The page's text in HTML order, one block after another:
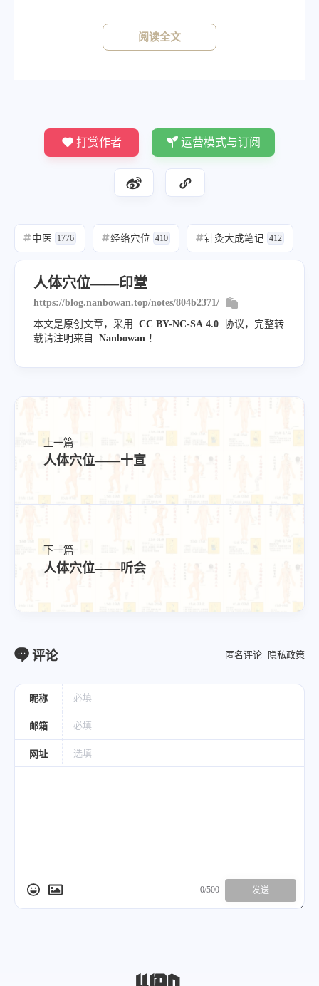
阅读全文
打赏作者 运营模式与订阅
#中医 1776 #经络穴位 410 #针灸大成笔记 412
人体穴位——印堂
https://blog.nanbowan.top/notes/804b2371/
本文是原创文章，采用
CC BY-NC-SA 4.0 协议，完整转
载请注明来自
Nanbowan ！
上一篇
人体穴位——十宣
下一篇
人体穴位——听会
评论 匿名评论 隐私政策
昵称
邮箱
网址
0/500 发送